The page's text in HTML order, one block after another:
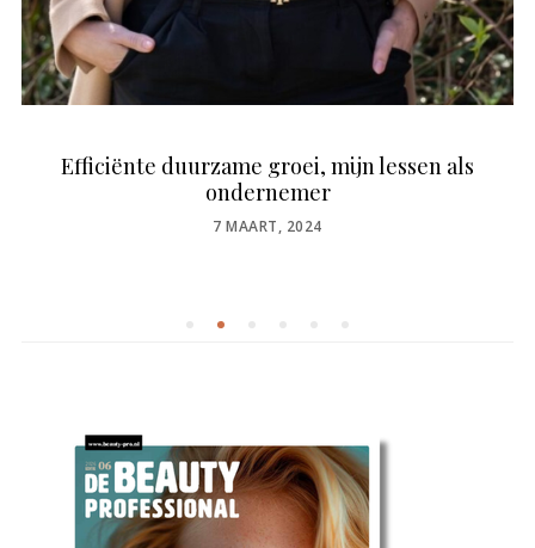
Efficiënte duurzame groei, mijn lessen als
ondernemer
POSTED
7 MAART, 2024